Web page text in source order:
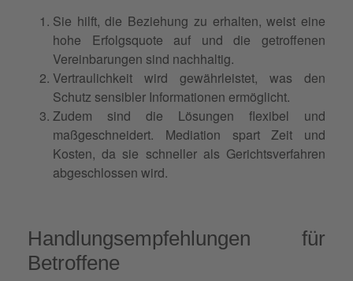
Sie hilft, die Beziehung zu erhalten, weist eine
hohe Erfolgsquote auf und die getroffenen
Vereinbarungen sind nachhaltig.
Vertraulichkeit wird gewährleistet, was den
Schutz sensibler Informationen ermöglicht.
Zudem sind die Lösungen flexibel und
maßgeschneidert. Mediation spart Zeit und
Kosten, da sie schneller als Gerichtsverfahren
abgeschlossen wird.
Handlungsempfehlungen für
Betroffene